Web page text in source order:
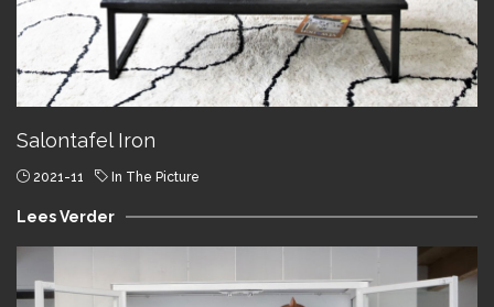
Salontafel Iron
2021-11 In The Picture
Lees Verder